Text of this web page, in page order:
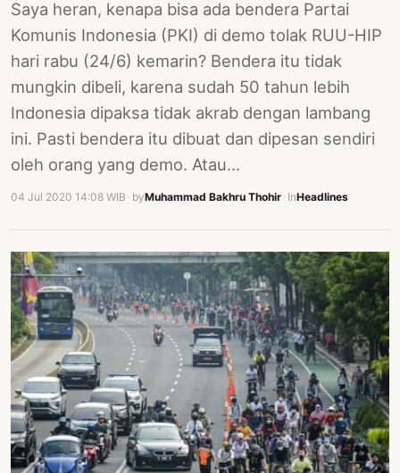
Saya heran, kenapa bisa ada bendera Partai
Komunis Indonesia (PKI) di demo tolak RUU-HIP
hari rabu (24/6) kemarin? Bendera itu tidak
mungkin dibeli, karena sudah 50 tahun lebih
Indonesia dipaksa tidak akrab dengan lambang
ini. Pasti bendera itu dibuat dan dipesan sendiri
oleh orang yang demo. Atau…
04 Jul 2020 14:08 WIB byMuhammad Bakhru Thohir InHeadlines